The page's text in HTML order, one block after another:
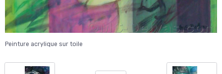
Peinture acrylique sur toile